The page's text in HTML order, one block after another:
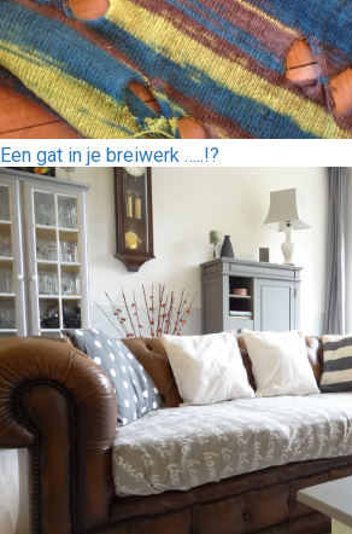
Een gat in je breiwerk …..!?